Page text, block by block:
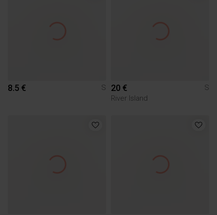
8.5 € S 20 €
S
River Island